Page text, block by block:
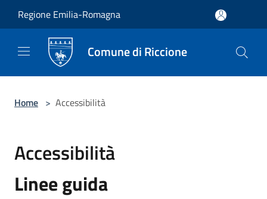
Regione Emilia-Romagna
Comune di Riccione
Home > Accessibilità
Accessibilità
Linee guida